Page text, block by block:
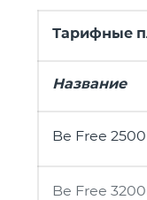
Тарифные
Название
Be Free 2500
Be Free 3200